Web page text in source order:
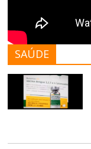
SAÚDE